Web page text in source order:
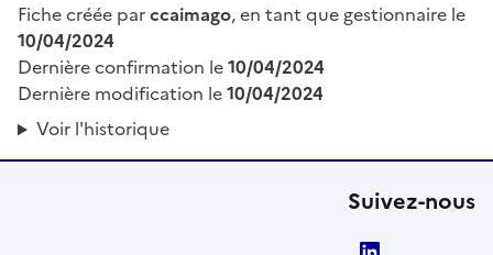
Fiche créée parccaimago, en tant que gestionnaire le
10/04/2024
Dernière confirmation le10/04/2024
Dernière modification le10/04/2024
Voir l'historique
Suivez-nous